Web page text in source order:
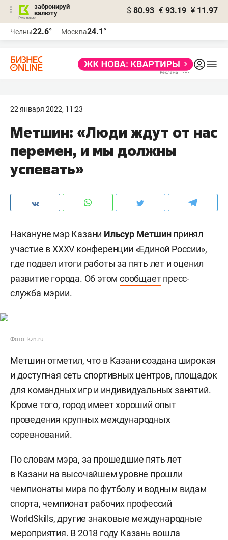
забронируй
валюту
$ 80.93 € 93.19 ¥ 11.97
Челны22.6° Москва24.1°
22 января 2022, 11:23
Метшин: «Люди ждут от нас
перемен, и мы должны
успевать»
Накануне мэр Казани Ильсур Метшинпринял
участие в XXXV конференции «Единой России»,
где подвел итоги работы за пять лет и оценил
развитие города. Об этомсообщаетпресс-
служба мэрии.
Фото: kzn.ru
Метшин отметил, что в Казани создана широкая
и доступная сеть спортивных центров, площадок
для командных игр и индивидуальных занятий.
Кроме того, город имеет хороший опыт
проведения крупных международных
соревнований.
По словам мэра, за прошедшие пять лет
в Казани на высочайшем уровне прошли
чемпионаты мира по футболу и водным видам
спорта, чемпионат рабочих профессий
WorldSkills, другие знаковые международные
мероприятия. В 2018 году Казань вошла